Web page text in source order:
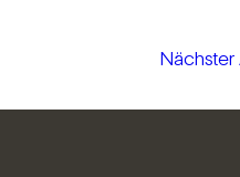
Nächster